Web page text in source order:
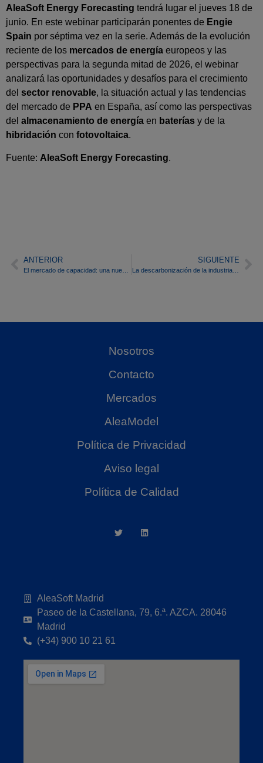
AleaSoft Energy Forecasting tendrá lugar el jueves 18 de
junio. En este webinar participarán ponentes de Engie
Spain por séptima vez en la serie. Además de la evolución
reciente de los mercados de energía europeos y las
perspectivas para la segunda mitad de 2026, el webinar
analizará las oportunidades y desafíos para el crecimiento
del sector renovable, la situación actual y las tendencias
del mercado de PPA en España, así como las perspectivas
del almacenamiento de energía en baterías y de la
hibridación con fotovoltaica.
Fuente: AleaSoft Energy Forecasting.
ANTERIOR SIGUIENTE
La descarbonización de la industria: electrificación, almacenamiento y gestión del riesgo en los mercados
Nosotros
Contacto
Mercados
AleaModel
Política de Privacidad
Aviso legal
Política de Calidad
AleaSoft Madrid
Paseo de la Castellana, 79, 6.ª. AZCA. 28046
Madrid
(+34) 900 10 21 61